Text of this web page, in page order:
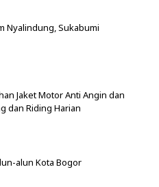
Nyalindung, Sukabumi
Jaket Motor Anti Angin dan
dan Riding Harian
alun Kota Bogor